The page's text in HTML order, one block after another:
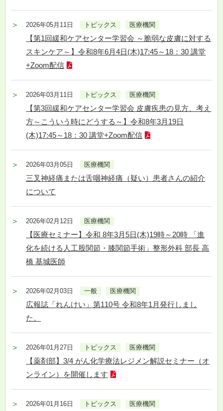
2026年05月11日 トピックス 医療機関
【第1回緩和ケアセンター学習会 ～脆弱な皮膚に対する
スキンケア～】令和8年6月4日(木)17:45～18：30 講堂
+Zoom配信
2026年03月11日 トピックス 医療機関
【第3回緩和ケアセンター学習会 皮膚疾患の見方、考え
方～こういう時にどうする～】令和8年3月19日
(木)17:45～18：30 講堂+Zoom配信
2026年03月05日 医療機関
三叉神経痛または舌咽神経痛（疑い）患者さんの紹介
について
2026年02月12日 医療機関
【医療セミナー】令和 8年3月5日(木)19時～20時 「進
化を続ける人工股関節・膝関節手術」整形外科 部長 高
橋 基城医師
2026年02月03日 一般 医療機関
広報誌「れんけい」第110号 令和8年1月発行しまし
た。
2026年01月27日 トピックス 医療機関
【薬剤部】3/4 がん化学療法レジメン解説セミナー（オ
ンライン）を開催します
2026年01月16日 トピックス 医療機関